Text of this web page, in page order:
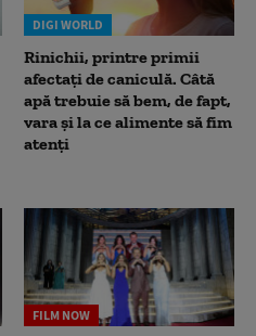
DIGI WORLD
Rinichii, printre primii
afectați de caniculă. Câtă
apă trebuie să bem, de fapt,
vara și la ce alimente să fim
atenți
FILM NOW